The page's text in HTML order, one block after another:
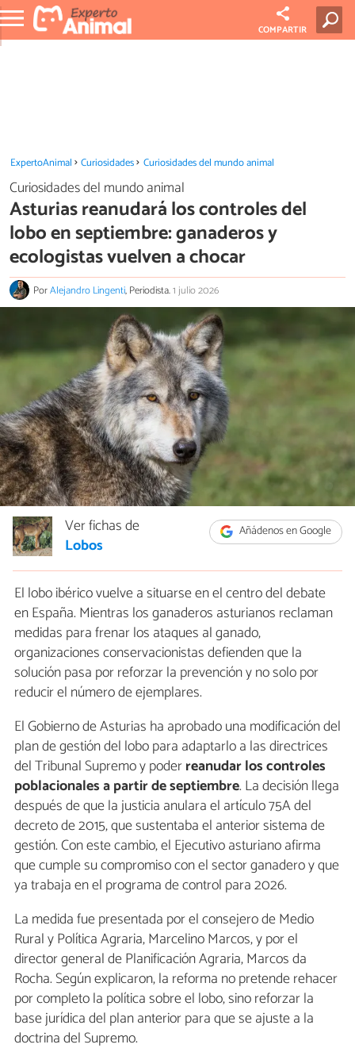
COMPARTIR
ExpertoAnimal Curiosidades Curiosidades del mundo animal
Curiosidades del mundo animal
Asturias reanudará los controles del
lobo en septiembre: ganaderos y
ecologistas vuelven a chocar
PorAlejandro Lingenti, Periodista.1 julio 2026
Añádenos en Google
Ver fichas de
Lobos
El lobo ibérico vuelve a situarse en el centro del debate
en España. Mientras los ganaderos asturianos reclaman
medidas para frenar los ataques al ganado,
organizaciones conservacionistas defienden que la
solución pasa por reforzar la prevención y no solo por
reducir el número de ejemplares.
El Gobierno de Asturias ha aprobado una modificación del
plan de gestión del lobo para adaptarlo a las directrices
del Tribunal Supremo y poderreanudar los controles
poblacionales a partir de septiembre. La decisión llega
después de que la justicia anulara el artículo 75A del
decreto de 2015, que sustentaba el anterior sistema de
gestión. Con este cambio, el Ejecutivo asturiano afirma
que cumple su compromiso con el sector ganadero y que
ya trabaja en el programa de control para 2026.
La medida fue presentada por el consejero de Medio
Rural y Política Agraria, Marcelino Marcos, y por el
director general de Planificación Agraria, Marcos da
Rocha. Según explicaron, la reforma no pretende rehacer
por completo la política sobre el lobo, sino reforzar la
base jurídica del plan anterior para que se ajuste a la
doctrina del Supremo.